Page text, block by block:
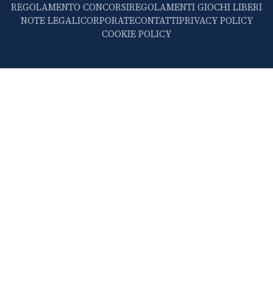
REGOLAMENTO CONCORSIREGOLAMENTI GIOCHI LIBERI
NOTE LEGALICORPORATECONTATTIPRIVACY POLICY
COOKIE POLICY